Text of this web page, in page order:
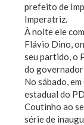
prefeito de
Imperatriz.
À noite ele
Flávio Dino,
seu partido, o
do
No sábado,
estadual do
Coutinho ao
série de